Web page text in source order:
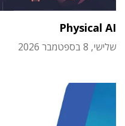
Physical AI
שלישי, 8 בספטמבר 2026